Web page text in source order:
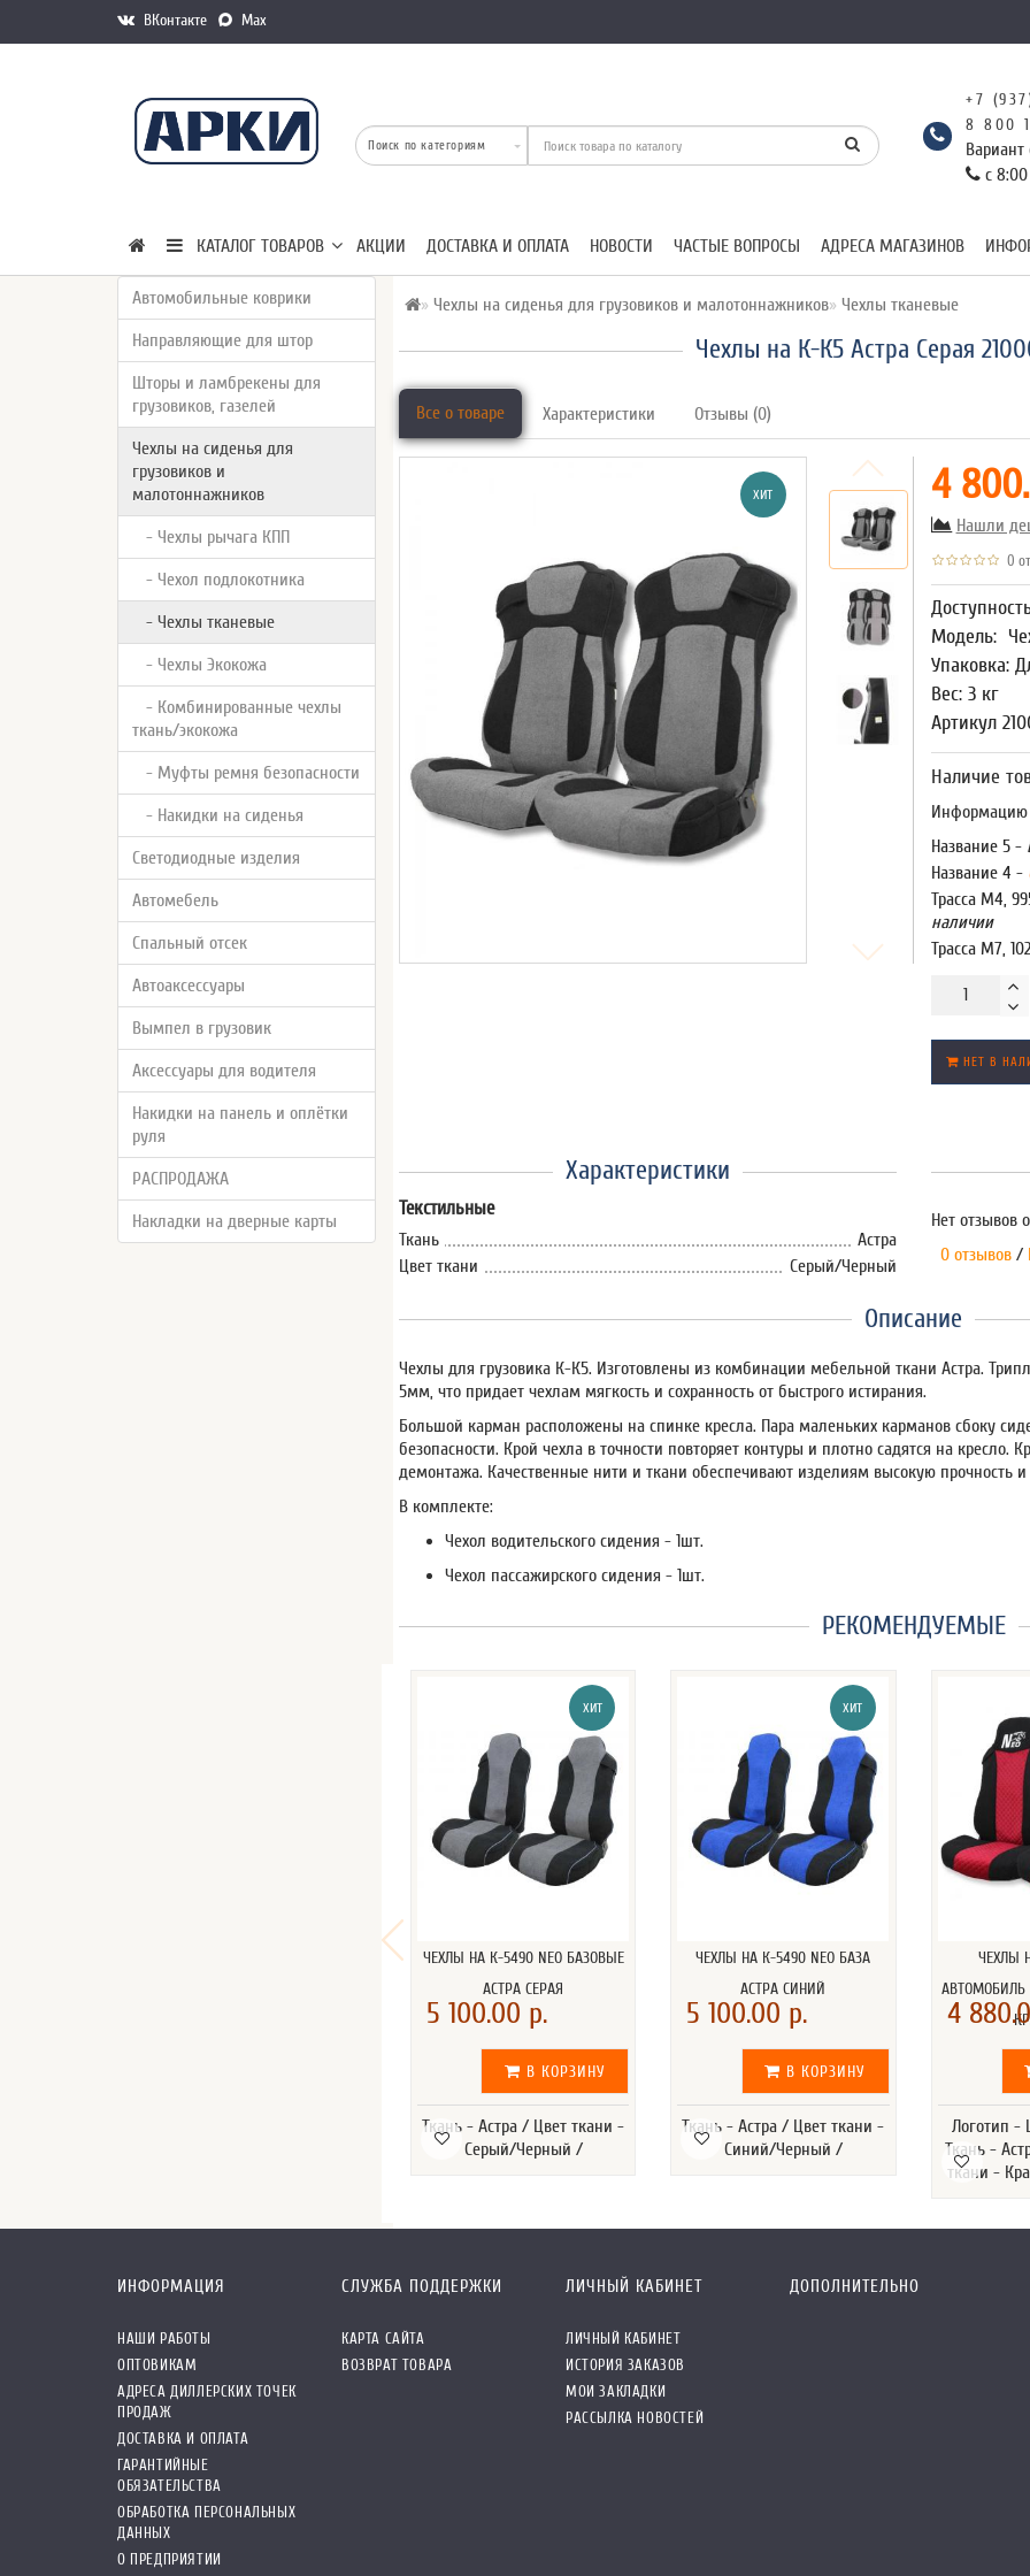
ВКонтакте Max
+7
8 800
Вариант
с
КАТАЛОГ ТОВАРОВ АКЦИИ ДОСТАВКА И ОПЛАТА НОВОСТИ ЧАСТЫЕ ВОПРОСЫ АДРЕСА МАГАЗИНОВ
Автомобильные коврики
Направляющие для штор
Шторы и ламбрекены для
грузовиков, газелей
Чехлы на сиденья для
грузовиков и
малотоннажников
- Чехлы рычага КПП
- Чехол подлокотника
- Чехлы тканевые
- Чехлы Экокожа
- Комбинированные чехлы
ткань/экокожа
- Муфты ремня безопасности
- Накидки на сиденья
Светодиодные изделия
Автомебель
Спальный отсек
Автоаксессуары
Вымпел в грузовик
Аксессуары для водителя
Накидки на панель и оплётки
руля
РАСПРОДАЖА
Накладки на дверные карты
Чехлы на сиденья для грузовиков и малотоннажников Чехлы тканевые
Чехлы на К-К5 Астра Серая
Все о товаре Характеристики Отзывы (0)
ХИТ 4
Нашли
0
Модель:
Упаковка:
Вес: 3 кг
Артикул
Наличие
Информацию
Название 5 -
Название 4 -
Трасса М4,
наличии
Трасса М7,
НЕТ В
Характеристики
Текстильные
Ткань
Астра
Цвет ткани
Серый/Черный
Нет отзывов
0 отзывов /
Описание
Чехлы для грузовика К-К5. Изготовлены из комбинации мебельной ткани Астра.
5мм, что придает чехлам мягкость и сохранность от быстрого истирания.
Большой карман расположены на спинке кресла. Пара маленьких карманов сбоку
безопасности. Крой чехла в точности повторяет контуры и плотно садятся на
демонтажа. Качественные нити и ткани обеспечивают изделиям высокую прочность
В комплекте:
Чехол водительского сидения - 1шт.
Чехол пассажирского сидения - 1шт.
РЕКОМЕНДУЕМЫЕ
ХИТ
ЧЕХЛЫ НА К-5490 NEO БАЗОВЫЕ
АСТРА СЕРАЯ
5 100.00 р.
В КОРЗИНУ
Ткань - Астра / Цвет ткани -
Серый/Черный /
ХИТ
ЧЕХЛЫ НА К-5490 NEO БАЗА
АСТРА СИНИЙ
5 100.00 р.
В КОРЗИНУ
Ткань - Астра / Цвет ткани -
Синий/Черный /
ЧЕХЛЫ
АВТОМОБИЛЬ
4
Логотип -
Ткань -
ткани -
ИНФОРМАЦИЯ
НАШИ РАБОТЫ
ОПТОВИКАМ
АДРЕСА ДИЛЛЕРСКИХ ТОЧЕК
ПРОДАЖ
ДОСТАВКА И ОПЛАТА
ГАРАНТИЙНЫЕ
ОБЯЗАТЕЛЬСТВА
ОБРАБОТКА ПЕРСОНАЛЬНЫХ
ДАННЫХ
О ПРЕДПРИЯТИИ
СЛУЖБА ПОДДЕРЖКИ
КАРТА САЙТА
ВОЗВРАТ ТОВАРА
ЛИЧНЫЙ КАБИНЕТ
ЛИЧНЫЙ КАБИНЕТ
ИСТОРИЯ ЗАКАЗОВ
МОИ ЗАКЛАДКИ
РАССЫЛКА НОВОСТЕЙ
ДОПОЛНИТЕЛЬНО